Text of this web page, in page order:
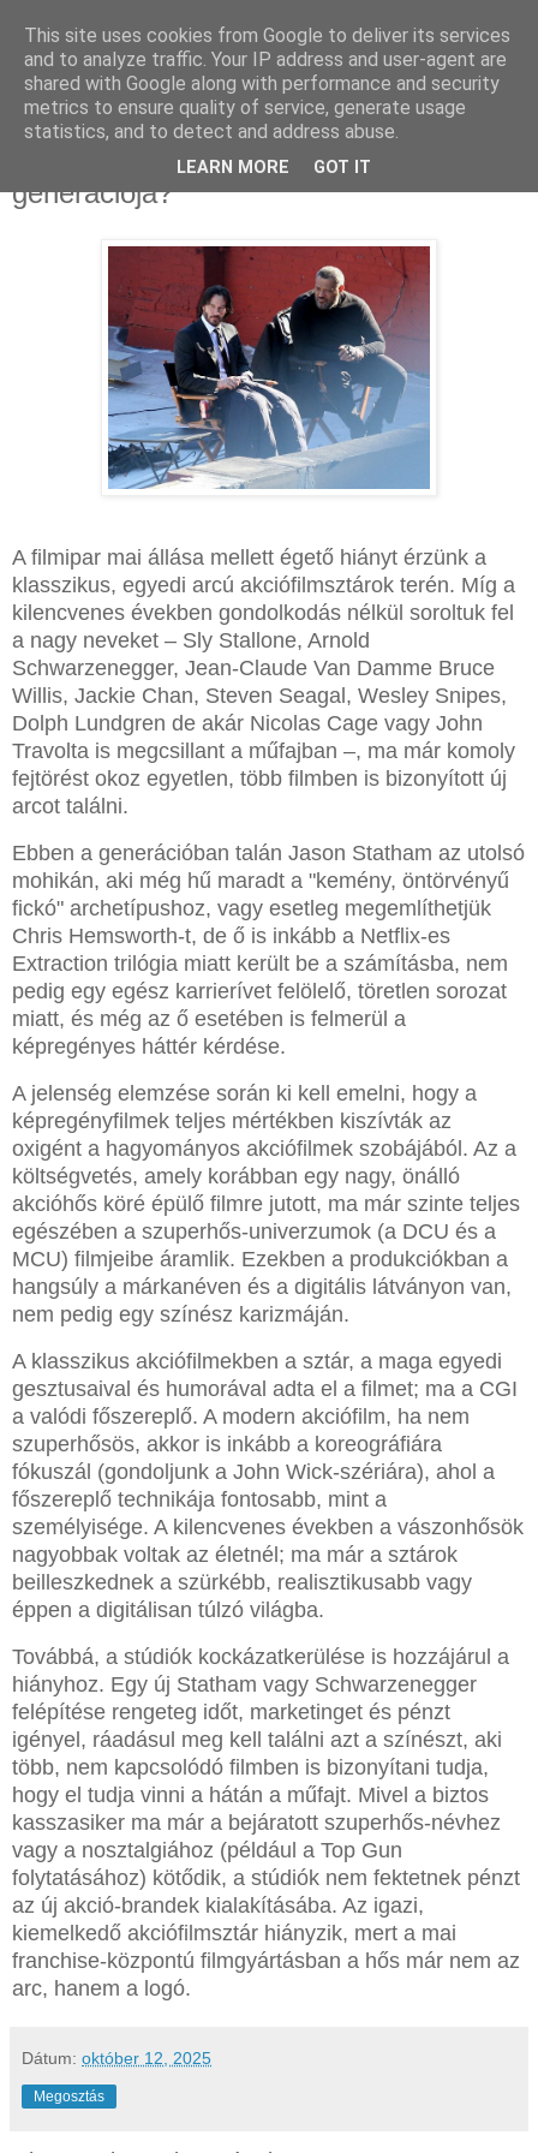
2025. október 12., vasárnap
Miért fulladt ki az akciófilmsztárok
generációja?
A filmipar mai állása mellett égető hiányt érzünk a
klasszikus, egyedi arcú akciófilmsztárok terén. Míg a
kilencvenes években gondolkodás nélkül soroltuk fel
a nagy neveket – Sly Stallone, Arnold
Schwarzenegger, Jean-Claude Van Damme Bruce
Willis, Jackie Chan, Steven Seagal, Wesley Snipes,
Dolph Lundgren de akár Nicolas Cage vagy John
Travolta is megcsillant a műfajban –, ma már komoly
fejtörést okoz egyetlen, több filmben is bizonyított új
arcot találni.
Ebben a generációban talán Jason Statham az utolsó
mohikán, aki még hű maradt a "kemény, öntörvényű
fickó" archetípushoz, vagy esetleg megemlíthetjük
Chris Hemsworth-t, de ő is inkább a Netflix-es
Extraction trilógia miatt került be a számításba, nem
pedig egy egész karrierívet felölelő, töretlen sorozat
miatt, és még az ő esetében is felmerül a
képregényes háttér kérdése.
A jelenség elemzése során ki kell emelni, hogy a
képregényfilmek teljes mértékben kiszívták az
oxigént a hagyományos akciófilmek szobájából. Az a
költségvetés, amely korábban egy nagy, önálló
akcióhős köré épülő filmre jutott, ma már szinte teljes
egészében a szuperhős-univerzumok (a DCU és a
MCU) filmjeibe áramlik. Ezekben a produkciókban a
hangsúly a márkanéven és a digitális látványon van,
nem pedig egy színész karizmáján.
A klasszikus akciófilmekben a sztár, a maga egyedi
gesztusaival és humorával adta el a filmet; ma a CGI
a valódi főszereplő. A modern akciófilm, ha nem
szuperhősös, akkor is inkább a koreográfiára
fókuszál (gondoljunk a John Wick-szériára), ahol a
főszereplő technikája fontosabb, mint a
személyisége. A kilencvenes években a vászonhősök
nagyobbak voltak az életnél; ma már a sztárok
beilleszkednek a szürkébb, realisztikusabb vagy
éppen a digitálisan túlzó világba.
Továbbá, a stúdiók kockázatkerülése is hozzájárul a
hiányhoz. Egy új Statham vagy Schwarzenegger
felépítése rengeteg időt, marketinget és pénzt
igényel, ráadásul meg kell találni azt a színészt, aki
több, nem kapcsolódó filmben is bizonyítani tudja,
hogy el tudja vinni a hátán a műfajt. Mivel a biztos
kasszasiker ma már a bejáratott szuperhős-névhez
vagy a nosztalgiához (például a Top Gun
folytatásához) kötődik, a stúdiók nem fektetnek pénzt
az új akció-brandek kialakításába. Az igazi,
kiemelkedő akciófilmsztár hiányzik, mert a mai
franchise-központú filmgyártásban a hős már nem az
arc, hanem a logó.
Dátum: október 12, 2025
Megosztás
This site uses cookies from Google to deliver its services
and to analyze traffic. Your IP address and user-agent are
shared with Google along with performance and security
metrics to ensure quality of service, generate usage
statistics, and to detect and address abuse.
LEARN MORE GOT IT